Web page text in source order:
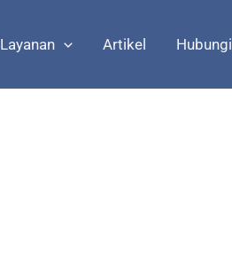
Layanan Artikel Hubungi